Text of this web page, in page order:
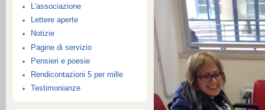
L'associazione
Lettere aperte
Notizie
Pagine di servizio
Pensieri e poesie
Rendicontazioni 5 per mille
Testimonianze